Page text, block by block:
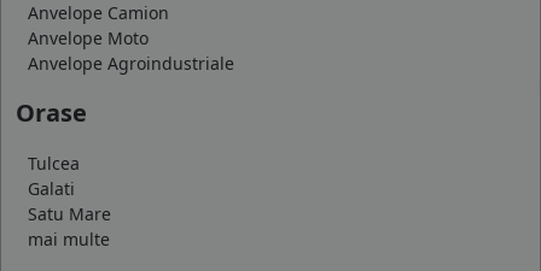
Anvelope Camion
Anvelope Moto
Anvelope Agroindustriale
Orase
Tulcea
Galati
Satu Mare
mai multe